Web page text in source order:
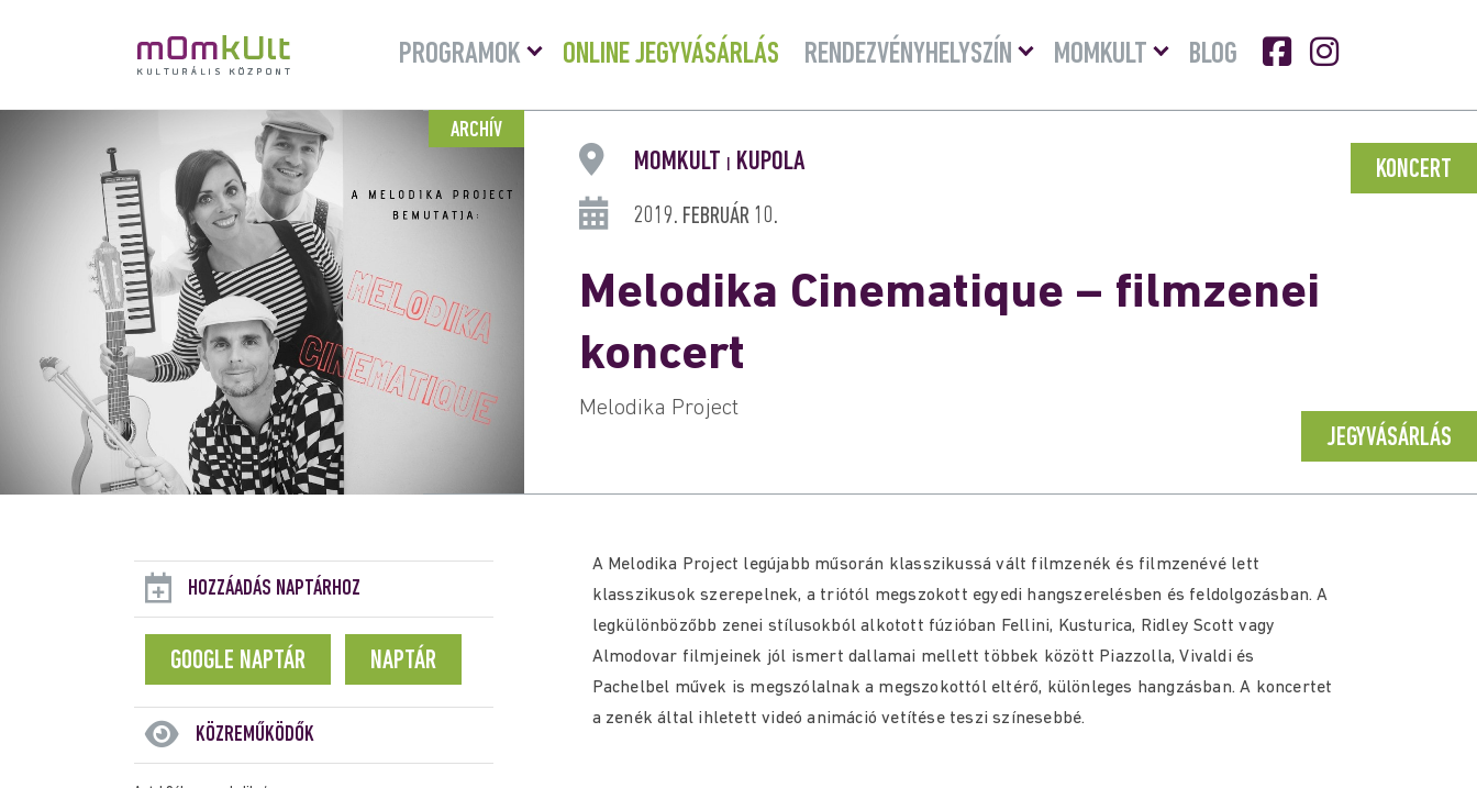
PROGRAMOK
Menü
lenyitása
ONLINE JEGYVÁSÁRLÁS RENDEZVÉNYHELYSZÍN
Menü
lenyitásaMOMKULT
Menü
lenyitása
BLOG
ARCHÍV
KONCERT
MOMKULT KUPOLA
2019. FEBRUÁR 10.
Melodika Cinematique – filmzenei
koncert
Melodika Project
JEGYVÁSÁRLÁS
HOZZÁADÁS NAPTÁRHOZ
GOOGLE NAPTÁR NAPTÁR
KÖZREMŰKÖDŐK
A Melodika Project legújabb műsorán klasszikussá vált filmzenék és filmzenévé lett
klasszikusok szerepelnek, a triótól megszokott egyedi hangszerelésben és feldolgozásban. A
legkülönbözőbb zenei stílusokból alkotott fúzióban Fellini, Kusturica, Ridley Scott vagy
Almodovar filmjeinek jól ismert dallamai mellett többek között Piazzolla, Vivaldi és
Pachelbel művek is megszólalnak a megszokottól eltérő, különleges hangzásban. A koncertet
a zenék által ihletett videó animáció vetítése teszi színesebbé.